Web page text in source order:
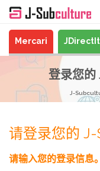
Mercari
登录您的
J-
请登录您的
请输入您的登录信息。